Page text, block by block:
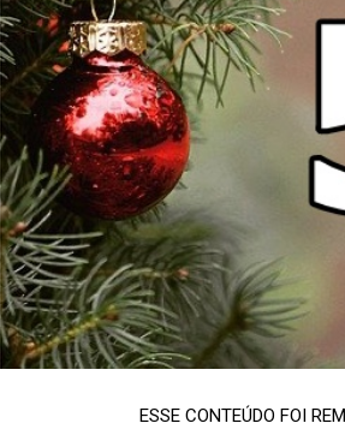
ESSE CONTEÚDO FOI